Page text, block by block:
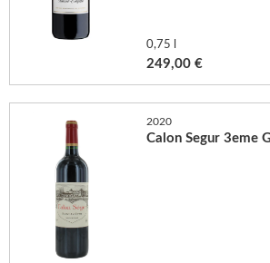
0,75 l
249,00 €
2020
Calon Segur 3eme